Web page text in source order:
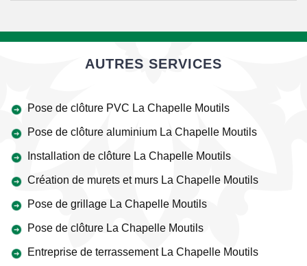
AUTRES SERVICES
Pose de clôture PVC La Chapelle Moutils
Pose de clôture aluminium La Chapelle Moutils
Installation de clôture La Chapelle Moutils
Création de murets et murs La Chapelle Moutils
Pose de grillage La Chapelle Moutils
Pose de clôture La Chapelle Moutils
Entreprise de terrassement La Chapelle Moutils